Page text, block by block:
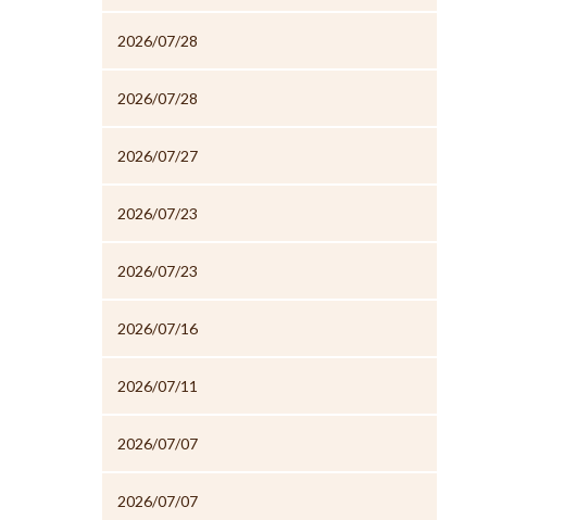
2026/07/28
2026/07/28
2026/07/27
2026/07/23
2026/07/23
2026/07/16
2026/07/11
2026/07/07
2026/07/07